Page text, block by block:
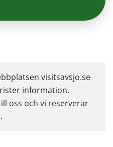
Länk till annan
visitsavsjo.se
information.
oss och vi reserverar